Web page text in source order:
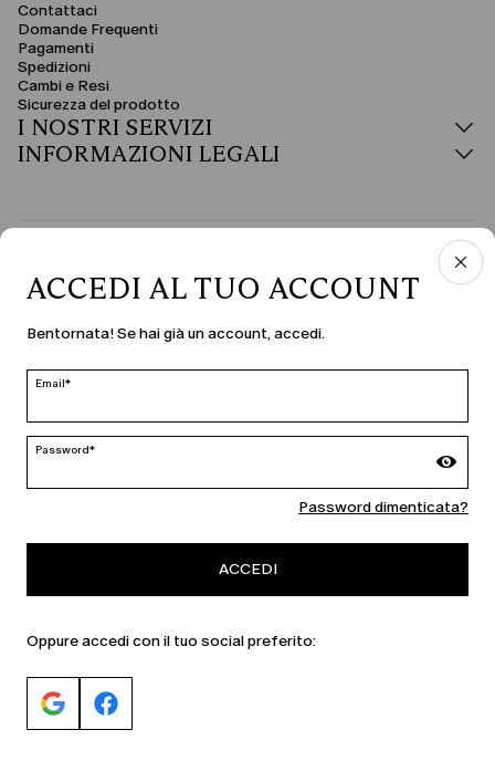
Contattaci
Domande Frequenti
Pagamenti
Spedizioni
Cambi e Resi
Sicurezza del prodotto
I NOSTRI SERVIZI
INFORMAZIONI LEGALI
PAESE E LINGUA
modifica
MARINA RINALDI
PERSONA
ACCEDI AL TUO ACCOUNT
Bentornata! Se hai già un account, accedi.
Email*
Password*
Password dimenticata?
ACCEDI
Oppure accedi con il tuo social preferito: